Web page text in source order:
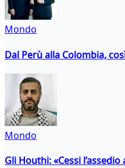
Mondo
Dal Perù alla Colombia,
Mondo
Gli Houthi: «Cessi